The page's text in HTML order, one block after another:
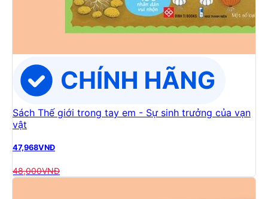
Sách Thế giới trong tay em - Sự sinh trưởng của vạn
vật
47,968VNĐ
48,000VNĐ